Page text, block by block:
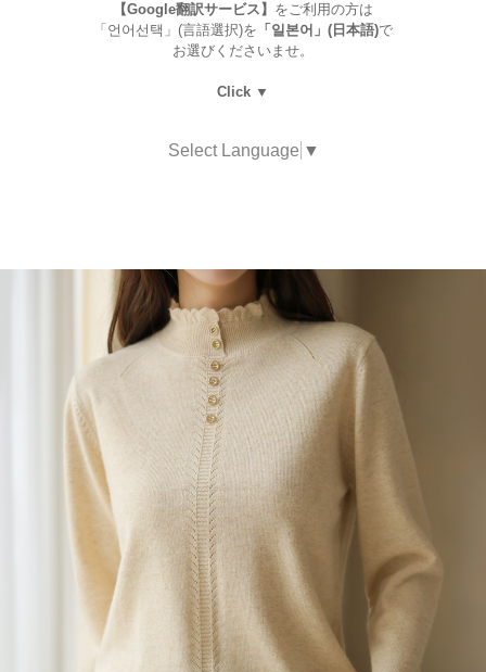
【Google翻訳サービス】 をご利用の方は
「언어선택」(言語選択)を 「일본어」(日本語)で
お選びくださいませ。
Click ▼
Select Language ▼